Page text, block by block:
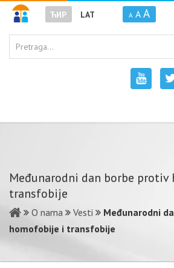
ЋИР LAT A A A
Međunarodni dan borbe
transfobije
O nama Vesti
Međunarodni
homofobije i transfobije